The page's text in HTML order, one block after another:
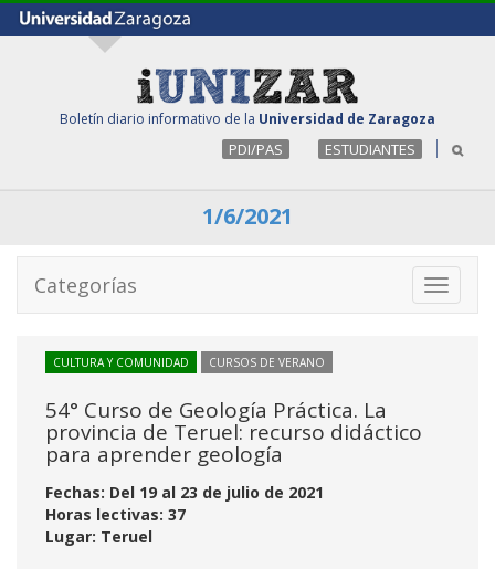
Boletín diario informativo de la Universidad de Zaragoza
PDI/PAS ESTUDIANTES
1/6/2021
Toggle
Categorías
CULTURA Y COMUNIDAD CURSOS DE VERANO
54° Curso de Geología Práctica. La
provincia de Teruel: recurso didáctico
para aprender geología
Fechas: Del 19 al 23 de julio de 2021
Horas lectivas: 37
Lugar: Teruel